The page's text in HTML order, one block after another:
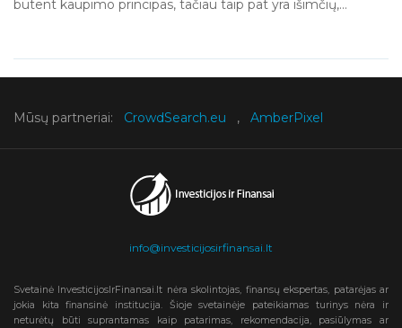
būtent kaupimo principas, tačiau taip pat yra išimčių,...
Mūsų partneriai: CrowdSearch.eu , AmberPixel
info@investicijosirfinansai.lt
Svetainė InvesticijosIrFinansai.lt nėra skolintojas, finansų ekspertas, patarėjas ar
jokia kita finansinė institucija. Šioje svetainėje pateikiamas turinys nėra ir
neturėtų būti suprantamas kaip patarimas, rekomendacija, pasiūlymas ar